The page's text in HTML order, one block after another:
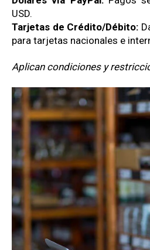
USD.
Tarjetas de Crédito/Débito:
para tarjetas nacionales e
Aplican condiciones y